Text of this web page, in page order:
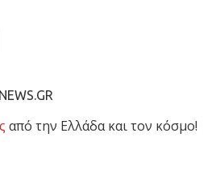
από την Ελλάδα και τον κόσμο!